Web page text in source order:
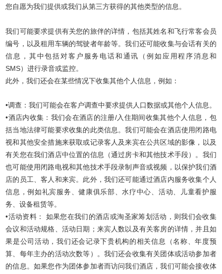
您自愿为我们提供或我们从第三方获得的其他类型的信息。
我们可能要求提供有关您的旅伴的详情，包括其姓名和飞行常客会员
编号，以及租用车辆的驾驶者年龄等。我们还可能收集与会话有关的
信息，其中包括对客户服务电话和通讯（例如应用程序消息和
SMS）进行录音或监控。
此外，我们还会在某些情况下收集其他个人信息，例如：
•调查：我们可能会在客户调查中要求提供人口数据或其他个人信息。
•酒店内收集：我们会在酒店的注册/入住期间收集其他个人信息，包
括当地法律可能要求收集的此类信息。我们可能会在酒店使用闭路电
视和其他安全措施来获取或记录客人及来宾在公共区域的影像，以及
有关您在我们酒店中位置的信息（通过房卡和其他技术手段）。我们
也可能使用闭路电视和其他技术手段录制声音或视频，以保护我们酒
店的员工、客人和来宾。此外，我们还可能通过酒店内服务收集个人
信息，例如礼宾服务、健康俱乐部、水疗中心、活动、儿童看护服
务、设备租赁等。
•活动资料： 如果您在我们的酒店或淘圣家筹划活动，则我们会收集
会议和活动规格、活动日期；来宾人数以及有关客房的详情，并且如
果是公司活动，我们还会记录下贵机构的相关信息（名称、年度预
算、每年主办的活动次数等）。我们还会收集有关团体或活动参加者
的信息。如果您作为团体参加者而访问我们酒店，我们可能会接收体